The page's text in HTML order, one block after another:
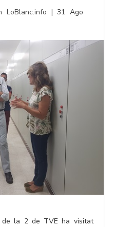
LoBlanc.info |31 Ago
de la 2 de TVE ha visitat